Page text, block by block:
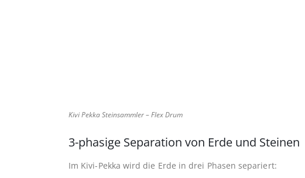
Kivi Pekka Steinsammler – Flex Drum
3-phasige Separation von Erde und Steinen
Im Kivi-Pekka wird die Erde in drei Phasen separiert: